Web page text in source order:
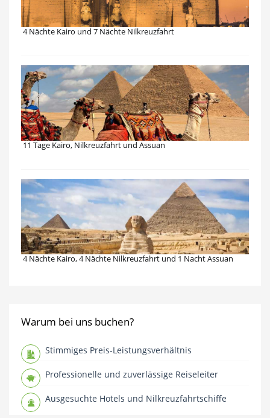
4 Nächte Kairo und 7 Nächte Nilkreuzfahrt
11 Tage Kairo, Nilkreuzfahrt und Assuan
4 Nächte Kairo, 4 Nächte Nilkreuzfahrt und 1 Nacht Assuan
Warum bei uns buchen?
Stimmiges Preis-Leistungsverhältnis
Professionelle und zuverlässige Reiseleiter
Ausgesuchte Hotels und Nilkreuzfahrtschiffe